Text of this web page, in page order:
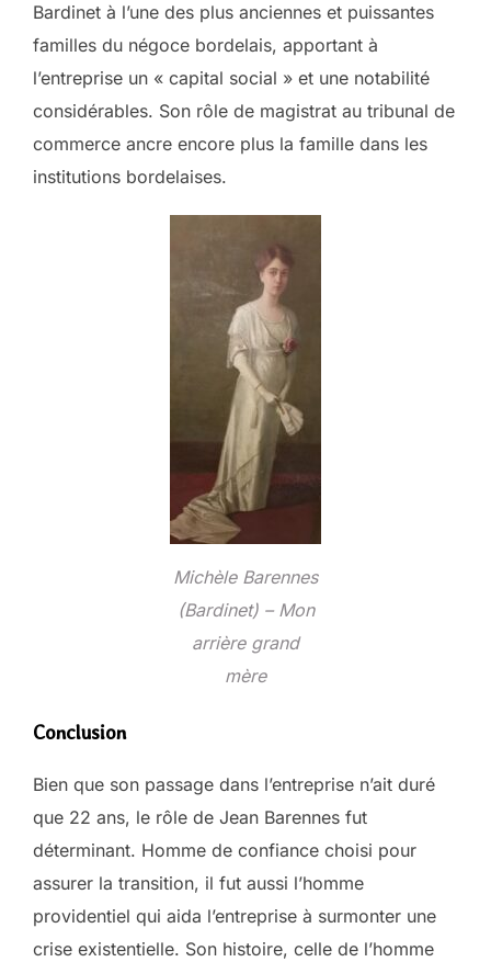
Bardinet à l’une des plus anciennes et puissantes
familles du négoce bordelais, apportant à
l’entreprise un « capital social » et une notabilité
considérables. Son rôle de magistrat au tribunal de
commerce ancre encore plus la famille dans les
institutions bordelaises.
Michèle Barennes
(Bardinet) – Mon
arrière grand
mère
Conclusion
Bien que son passage dans l’entreprise n’ait duré
que 22 ans, le rôle de Jean Barennes fut
déterminant. Homme de confiance choisi pour
assurer la transition, il fut aussi l’homme
providentiel qui aida l’entreprise à surmonter une
crise existentielle. Son histoire, celle de l’homme